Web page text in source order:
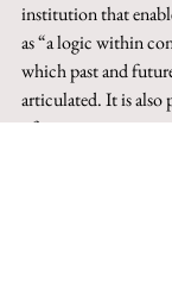
institution that
as “a logic within
which past and
articulated. It is also
of institution